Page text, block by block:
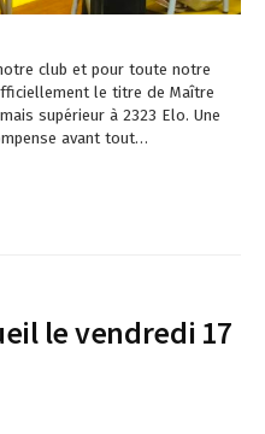
club et pour toute notre
le titre de Maître
supérieur à 2323 Elo. Une
avant tout…
le vendredi 17